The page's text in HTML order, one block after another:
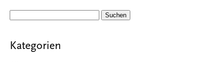
Kategorien